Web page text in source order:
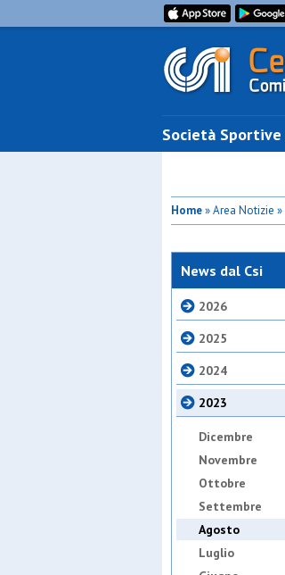
Società Sportive
Home» Area Notizie »
News dal Csi
2026
2025
2024
2023
Dicembre
Novembre
Ottobre
Settembre
Agosto
Luglio